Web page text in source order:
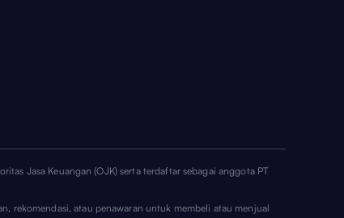
Jasa Keuangan (OJK) serta terdaftar sebagai anggota PT
rekomendasi, atau penawaran untuk membeli atau menjual